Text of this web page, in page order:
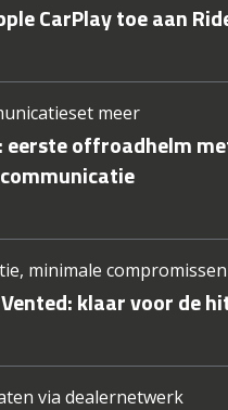
CarPlay toe aan
meer
eerste offroadhelm
minimale compromissen
klaar voor de
via dealernetwerk